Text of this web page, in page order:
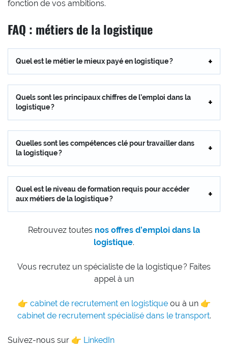
fonction de vos ambitions.
FAQ : métiers de la logistique
Quel est le métier le mieux payé en logistique ?
Quels sont les principaux chiffres de l’emploi dans la
logistique ?
Quelles sont les compétences clé pour travailler dans
la logistique ?
Quel est le niveau de formation requis pour accéder
aux métiers de la logistique ?
Retrouvez toutes nos offres d’emploi dans la
logistique.
Vous recrutez un spécialiste de la logistique ? Faites
appel à un
👉 cabinet de recrutement en logistiqueou à un 👉
cabinet de recrutement spécialisé dans le transport.
Suivez-nous sur 👉 LinkedIn